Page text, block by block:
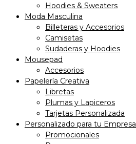
Hoodies & Sweaters
Moda Masculina
Billeteras y Accesorios
Camisetas
Sudaderas y Hoodies
Mousepad
Accesorios
Papelería Creativa
Libretas
Plumas y Lapiceros
Tarjetas Personalizada
Personalizado para tu Empresa
Promocionales